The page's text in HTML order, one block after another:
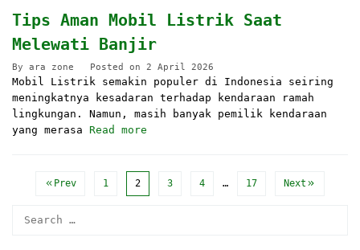
Tips Aman Mobil Listrik Saat
Melewati Banjir
By ara zone Posted on 2 April 2026
Mobil Listrik semakin populer di Indonesia seiring
meningkatnya kesadaran terhadap kendaraan ramah
lingkungan. Namun, masih banyak pemilik kendaraan
yang merasa Read more
Prev 1 2 3 4 … 17 Next